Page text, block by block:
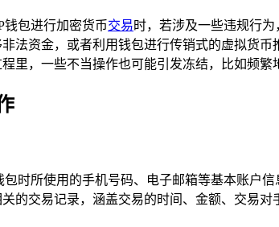
钱包进行加密货币交易时，若涉及一些违规行
法资金，或者利用钱包进行传销式的虚拟货币
里，一些不当操作也可能引发冻结，比如频
包时所使用的手机号码、电子邮箱等基本账户
关的交易记录，涵盖交易的时间、金额、交易